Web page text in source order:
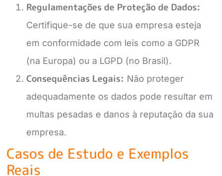
Regulamentações de Proteção de Dados:
Certifique-se de que sua empresa esteja
em conformidade com leis como a GDPR
(na Europa) ou a LGPD (no Brasil).
Consequências Legais: Não proteger
adequadamente os dados pode resultar em
multas pesadas e danos à reputação da sua
empresa.
Casos de Estudo e Exemplos
Reais